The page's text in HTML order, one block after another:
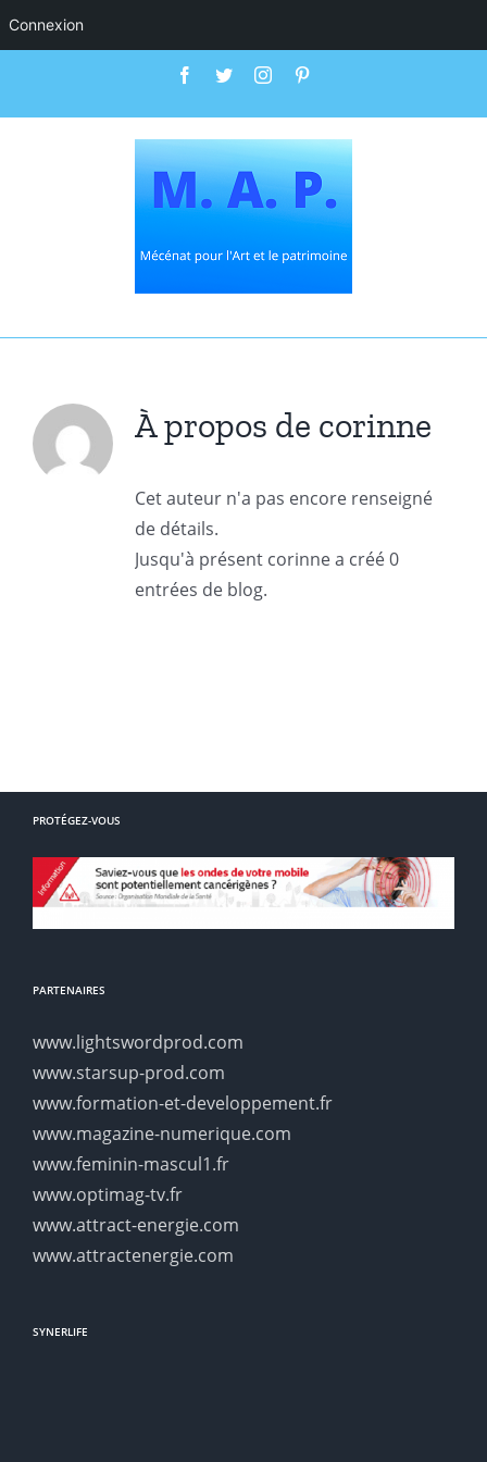
Connexion
contenu
Facebook
TwitterInstagram
À propos de corinne
Cet auteur n'a pas encore renseigné
de détails.
Jusqu'à présent corinne a créé 0
entrées de blog.
PROTÉGEZ-VOUS
PARTENAIRES
www.lightswordprod.com
www.starsup-prod.com
www.formation-et-developpement.fr
www.magazine-numerique.com
www.feminin-mascul1.fr
www.optimag-tv.fr
www.attract-energie.com
www.attractenergie.com
SYNERLIFE